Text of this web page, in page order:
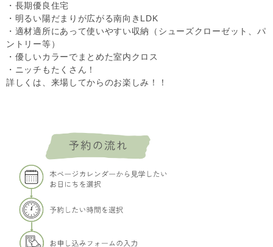
・長期優良住宅
・明るい陽だまりが広がる南向きLDK
・適材適所にあって使いやすい収納（シューズクローゼット、パ
ントリー等）
・優しいカラーでまとめた室内クロス
・ニッチもたくさん！
詳しくは、来場してからのお楽しみ！！